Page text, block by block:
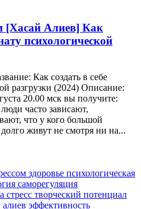
[Хасай Алиев] Как
психологической
Как создать в себе
разгрузки (2024) Описание:
20.00 мск вы получите:
часто зависают,
что у кого большой
живут не смотря ни на...
здоровье психологическая
саморегуляция
стресс творческий потенциал
алиев эффективность